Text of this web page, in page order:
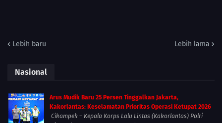
Lebih baru Lebih lama
Nasional
Arus Mudik Baru 25 Persen Tinggalkan Jakarta,
Kakorlantas: Keselamatan Prioritas Operasi Ketupat 2026
Cikampek – Kepala Korps Lalu Lintas (Kakorlantas) Polri